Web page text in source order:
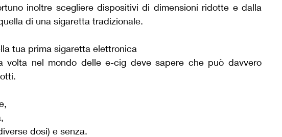
inoltre scegliere dispositivi di dimensioni ridotte e dalla
di una sigaretta tradizionale.
tua prima sigaretta elettronica
volta nel mondo delle e-cig deve sapere che può davvero
dosi) e senza.